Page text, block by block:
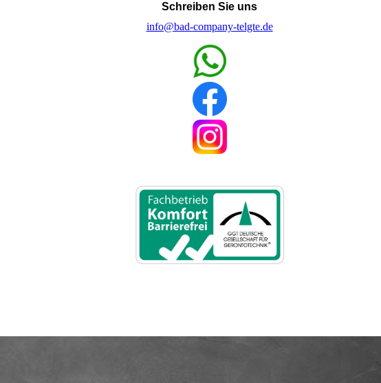
Schreiben Sie uns
info@bad-company-telgte.de